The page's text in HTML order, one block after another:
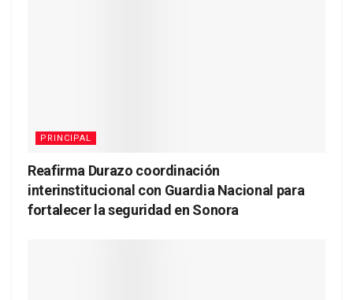
PRINCIPAL
Reafirma Durazo coordinación
interinstitucional con Guardia Nacional para
fortalecer la seguridad en Sonora